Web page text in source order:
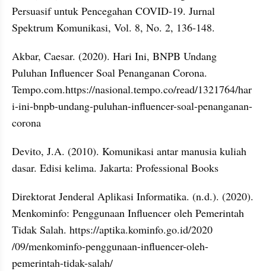
Persuasif untuk Pencegahan COVID-19. Jurnal
Spektrum Komunikasi, Vol. 8, No. 2, 136-148.
Akbar, Caesar. (2020). Hari Ini, BNPB Undang
Puluhan Influencer Soal Penanganan Corona.
Tempo.com.https://nasional.tempo.co/read/1321764/har
i-ini-bnpb-undang-puluhan-influencer-soal-penanganan-
corona
Devito, J.A. (2010). Komunikasi antar manusia kuliah
dasar. Edisi kelima. Jakarta: Professional Books
Direktorat Jenderal Aplikasi Informatika. (n.d.). (2020).
Menkominfo: Penggunaan Influencer oleh Pemerintah
Tidak Salah. https://aptika.kominfo.go.id/2020
/09/menkominfo-penggunaan-influencer-oleh-
pemerintah-tidak-salah/